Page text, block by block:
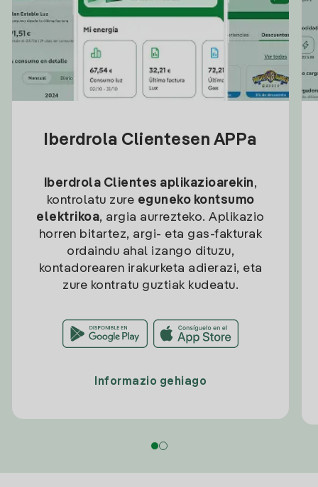
Iberdrola Clientesen APPa
Iberdrola Clientes aplikazioarekin,
kontrolatu zure eguneko kontsumo
elektrikoa, argia aurrezteko. Aplikazio
horren bitartez, argi- eta gas-fakturak
ordaindu ahal izango dituzu,
kontadorearen irakurketa adierazi, eta
zure kontratu guztiak kudeatu.
Informazio gehiago